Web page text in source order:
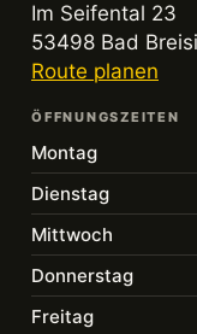
Im Seifental 23
53498 Bad
Route planen
ÖFFNUNGSZEITEN
Montag
Dienstag
Mittwoch
Donnerstag
Freitag